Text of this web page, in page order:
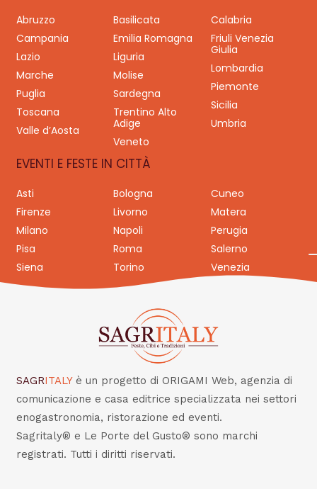
Abruzzo Basilicata
Calabria
Campania
Emilia Romagna
Friuli Venezia
Giulia
Lazio
Liguria
Lombardia
Marche
Molise
Piemonte
Puglia
Sardegna
Sicilia
Toscana
Trentino Alto
Adige
Umbria
Valle d’Aosta
Veneto
EVENTI E FESTE IN CITTÀ
Asti Bologna
Cuneo
Firenze
Livorno
Matera
Milano
Napoli
Perugia
Pisa
Roma
Salerno
Siena
Torino Venezia
SAGRITALY è un progetto di ORIGAMI Web, agenzia di
comunicazione e casa editrice specializzata nei settori
enogastronomia, ristorazione ed eventi.
Sagritaly® e Le Porte del Gusto® sono marchi
registrati. Tutti i diritti riservati.